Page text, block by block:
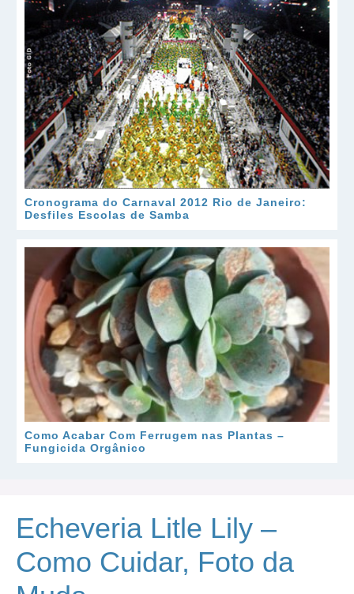
Cronograma do Carnaval 2012 Rio de Janeiro:
Desfiles Escolas de Samba
Como Acabar Com Ferrugem nas Plantas –
Fungicida Orgânico
Echeveria Litle Lily –
Como Cuidar, Foto da